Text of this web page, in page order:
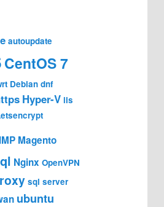
autoupdate
CentOS 7
Debian dnf
Hyper-V iis
Magento
Nginx OpenVPN
sql server
ubuntu